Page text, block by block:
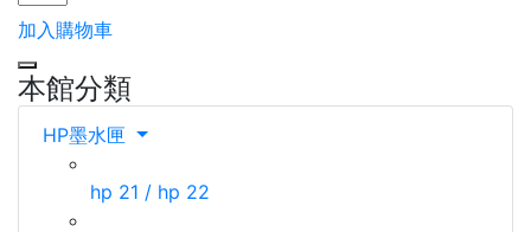
本館分類
HP墨水匣
hp 21 / hp 22
加入購物車